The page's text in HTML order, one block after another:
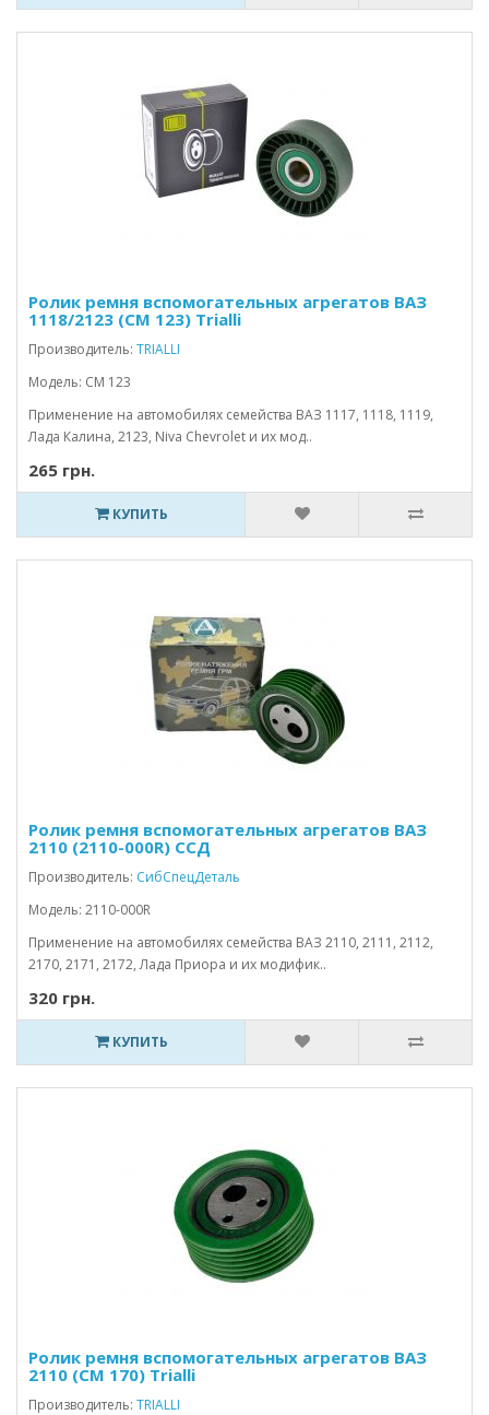
Ролик ремня вспомогательных агрегатов ВАЗ
1118/2123 (CM 123) Trialli
Производитель: TRIALLI
Модель: CM 123
Применение на автомобилях семейства ВАЗ 1117, 1118, 1119,
Лада Калина, 2123, Niva Chevrolet и их мод..
265 грн.
КУПИТЬ
Ролик ремня вспомогательных агрегатов ВАЗ
2110 (2110-000R) ССД
Производитель: СибСпецДеталь
Модель: 2110-000R
Применение на автомобилях семейства ВАЗ 2110, 2111, 2112,
2170, 2171, 2172, Лада Приора и их модифик..
320 грн.
КУПИТЬ
Ролик ремня вспомогательных агрегатов ВАЗ
2110 (CM 170) Trialli
Производитель: TRIALLI